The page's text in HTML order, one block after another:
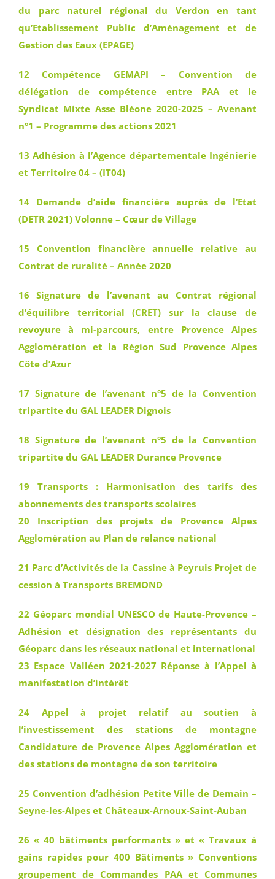
du parc naturel régional du Verdon en tant
qu’Etablissement Public d’Aménagement et de
Gestion des Eaux (EPAGE)
12 Compétence GEMAPI – Convention de
délégation de compétence entre PAA et le
Syndicat Mixte Asse Bléone 2020-2025 – Avenant
n°1 – Programme des actions 2021
13 Adhésion à l’Agence départementale Ingénierie
et Territoire 04 – (IT04)
14 Demande d’aide financière auprès de l’Etat
(DETR 2021) Volonne – Cœur de Village
15 Convention financière annuelle relative au
Contrat de ruralité – Année 2020
16 Signature de l’avenant au Contrat régional
d’équilibre territorial (CRET) sur la clause de
revoyure à mi-parcours, entre Provence Alpes
Agglomération et la Région Sud Provence Alpes
Côte d’Azur
17 Signature de l’avenant n°5 de la Convention
tripartite du GAL LEADER Dignois
18 Signature de l’avenant n°5 de la Convention
tripartite du GAL LEADER Durance Provence
19 Transports : Harmonisation des tarifs des
abonnements des transports scolaires
20 Inscription des projets de Provence Alpes
Agglomération au Plan de relance national
21 Parc d’Activités de la Cassine à Peyruis Projet de
cession à Transports BREMOND
22 Géoparc mondial UNESCO de Haute-Provence –
Adhésion et désignation des représentants du
Géoparc dans les réseaux national et international
23 Espace Valléen 2021-2027 Réponse à l’Appel à
manifestation d’intérêt
24 Appel à projet relatif au soutien à
l’investissement des stations de montagne
Candidature de Provence Alpes Agglomération et
des stations de montagne de son territoire
25 Convention d’adhésion Petite Ville de Demain –
Seyne-les-Alpes et Châteaux-Arnoux-Saint-Auban
26 « 40 bâtiments performants » et « Travaux à
gains rapides pour 400 Bâtiments » Conventions
groupement de Commandes PAA et Communes